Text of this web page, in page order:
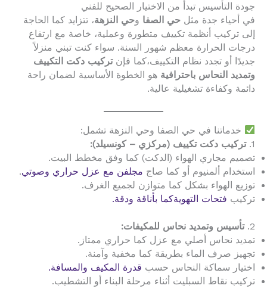
جودة التأسيس تبدأ من الاختيار الصحيح للفني
في أحياء جدة مثل حي الصفا وحي النزهة، تتزايد كما الحاجة
إلى تركيب أنظمة تكييف متطورة وعملية، خاصة مع ارتفاع
درجات الحرارة معظم شهور السنة. سواء كنت تبني منزلاً
جديدًا أو تجدد نظام التكييف،كما فإنتركيب دكت التكييف
وتمديد النحاس باحترافية هو الخطوة الأساسية لضمان راحة
دائمة وكفاءة تشغيلية عالية.
خدماتنا في حي الصفا وحي النزهة تشمل:
1. تركيب دكت تكييف (مركزي – كونسيلد):
تصميم مجاري الهواء (الدكت) كما وفق مخطط البيت.
استخدام ألمنيوم أو كما صاج مجلفن مع عزل حراري وصوتي.
توزيع الهواء بشكل كما متوازن لجميع الغرف.
تركيب فتحات التهويةكما بأناقة ودقة.
2. تأسيس وتمديد نحاس للمكيفات:
تمديد نحاس أصلي مع عزل كما حراري ممتاز.
تجهيز صرف الماء بطريقة كما مخفية وآمنة.
اختيار سماكة النحاس حسب قدرة المكيف والمسافة.
تركيب نقاط السبليت أثناء مرحلة البناء أو التشطيب.